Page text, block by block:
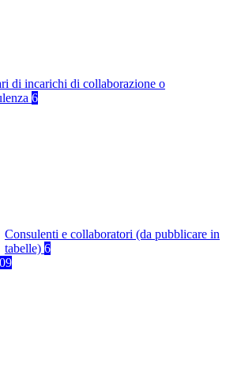
di incarichi di collaborazione o
6
Consulenti e collaboratori (da pubblicare in
tabelle) 6